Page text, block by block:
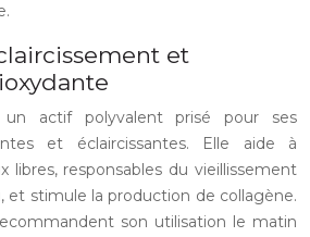
et
actif polyvalent prisé pour ses
et éclaircissantes. Elle aide à
libres, responsables du vieillissement
et stimule la production de collagène.
son utilisation le matin